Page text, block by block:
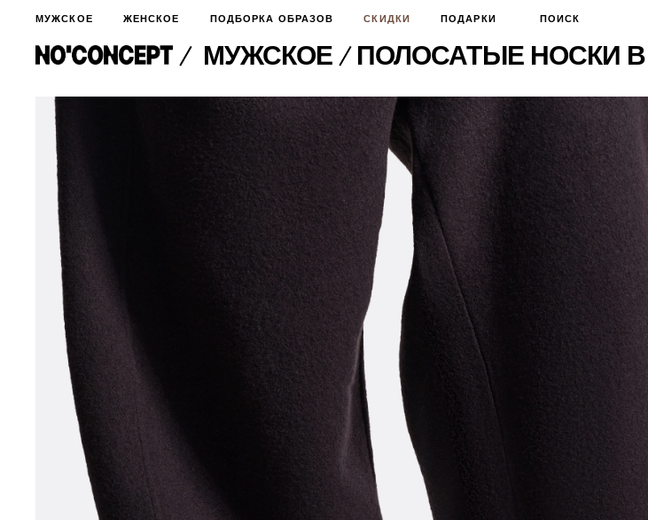
МУЖСКОЕ ЖЕНСКОЕ ПОДБОРКА ОБРАЗОВ СКИДКИ ПОДАРКИ ПОИСК
МУЖСКОЕ ​ПОЛОСАТЫЕ НОСКИ В
НОВИНКИ
ДЛЯ ОСОБОГО СЛУЧАЯ
ФУТБОЛКИ И ЛОНГСЛИВЫ
ШОРТЫ
БРЮКИ И ДЖИНСЫ
ПИДЖАКИ И РУБАШКИ
ХУДИ И СВИТШОТЫ
АКСЕССУАРЫ
ВЕРХНЯЯ ОДЕЖДА
СВИТЕРА И КАРДИГАНЫ
СМОТРЕТЬ ВСЕ
ЖЕНСКОЕ
НОВИНКИ
БРЮКИ И ДЖИНСЫ
ПИДЖАКИ И РУБАШКИ
ХУДИ И СВИТШОТЫ
ВЕРХНЯЯ ОДЕЖДА
СМОТРЕТЬ ВСЕ
ПОДБОРКА ОБРАЗОВ
СКИДКИ
ПОДАРКИ